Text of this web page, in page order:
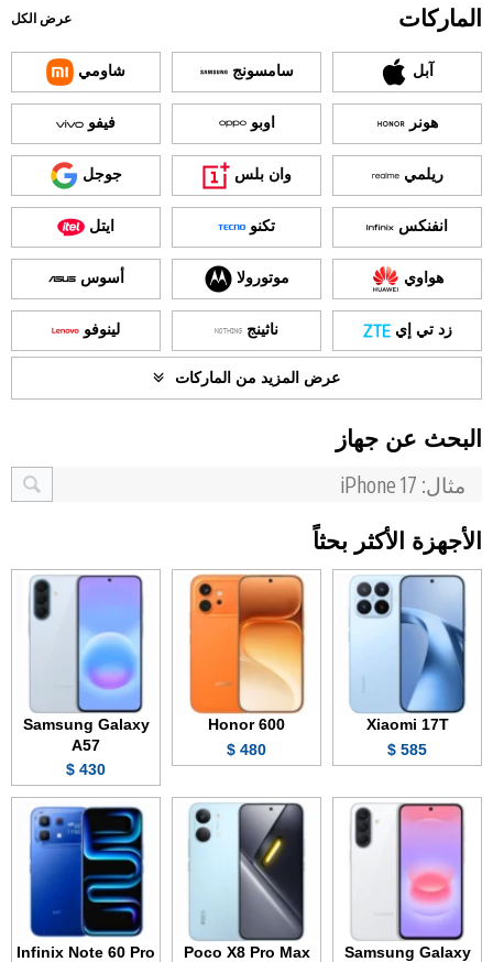
الماركات عرض الكل
آبل سامسونج شاومي
هونر اوبو فيفو
ريلمي وان بلس جوجل
انفنكس تكنو ايتل
هواوي موتورولا أسوس
زد تي إي ناثينج لينوفو
عرض المزيد من الماركات
البحث عن جهاز
الأجهزة الأكثر بحثاً
Xiaomi 17T
585 $
Honor 600
480 $
Samsung Galaxy
A57
430 $
Samsung Galaxy
Poco X8 Pro Max
Infinix Note 60 Pro